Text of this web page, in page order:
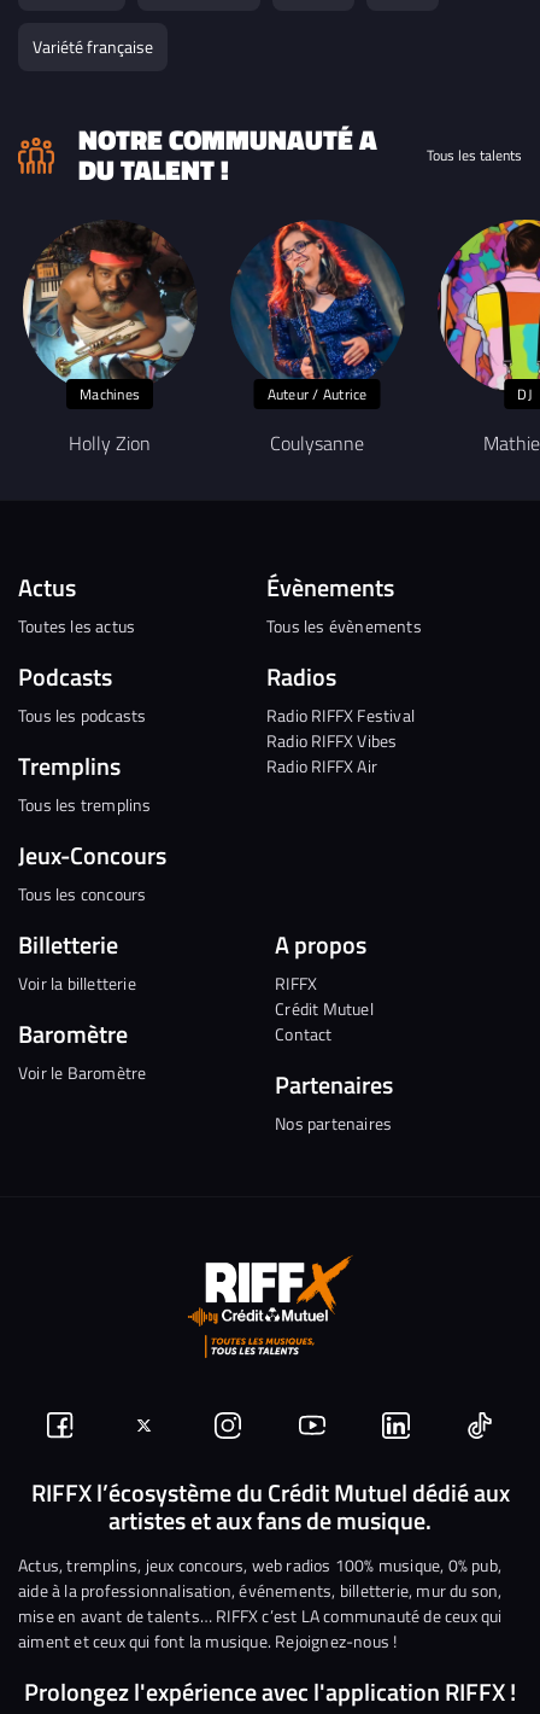
Variété française
NOTRE COMMUNAUTÉ A
DU TALENT ! Tous les talents
Machines
Holly Zion
Auteur / Autrice
Coulysanne
DJ
Actus
Toutes les actus
Podcasts
Tous les podcasts
Tremplins
Tous les tremplins
Jeux-Concours
Tous les concours
Évènements
Tous les évènements
Radios
Radio RIFFX Festival
Radio RIFFX Vibes
Radio RIFFX Air
Billetterie
Voir la billetterie
Baromètre
Voir le Baromètre
A propos
RIFFX
Crédit Mutuel
Contact
Partenaires
Nos partenaires
Suivez-
nous
Facebook
Suivez-
nous
sur
Twitter
Nous
rejoindre
sur
Instagram
Nous
rejoindre
sur
YouTube
Nous
rejoindre
sur
Linkedin
Nous
RIFFX l’écosystème du Crédit Mutuel dédié aux
artistes et aux fans de musique.
Actus, tremplins, jeux concours, web radios 100% musique, 0% pub,
aide à la professionnalisation, événements, billetterie, mur du son,
mise en avant de talents… RIFFX c’est LA communauté de ceux qui
aiment et ceux qui font la musique. Rejoignez-nous !
Prolongez l'expérience avec l'application RIFFX !